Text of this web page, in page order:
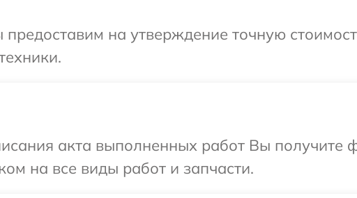
на утверждение точную
акта выполненных работ Вы получите
на все виды работ и запчасти.